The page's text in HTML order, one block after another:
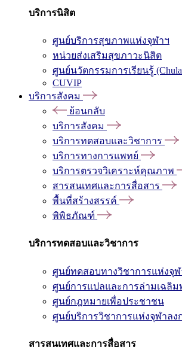
บริการนิสิต
ศูนย์บริการสุขภาพแห่งจุฬาฯ
หน่วยส่งเสริมสุขภาวะนิสิต
ศูนย์นวัตกรรมการเรียนรู้
CUVIP
บริการสังคม
ย้อนกลับ
บริการสังคม
บริการทดสอบและวิชาการ
บริการทางการแพทย์
บริการตรวจวิเคราะห์คุณภาพ
สารสนเทศและการสื่อสาร
พื้นที่สร้างสรรค์
พิพิธภัณฑ์
บริการทดสอบและวิชาการ
ศูนย์ทดสอบทางวิชาการแห่งจุฬ
ศูนย์การแปลและการล่ามเฉลิม
ศูนย์กฎหมายเพื่อประชาชน
ศูนย์บริการวิชาการแห่งจุฬาล
สารสนเทศและการสื่อสาร